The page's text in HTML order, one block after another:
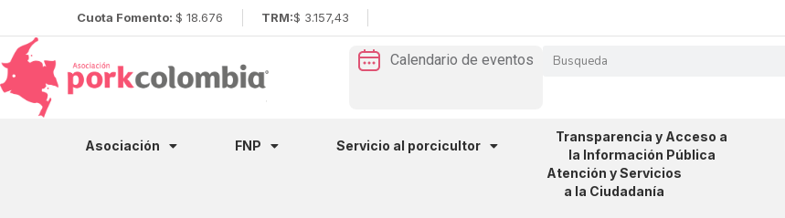
Cuota Fomento: $ 18.676 TRM:$ 3.157,43
Calendario de eventos
Asociación FNP Servicio al porcicultor
Transparencia y Acceso a
la Información Pública
Atención y Servicios
a la Ciudadanía